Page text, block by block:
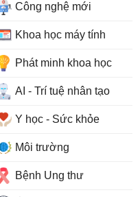
Công nghệ mới
Khoa học máy tính
Phát minh khoa học
AI - Trí tuệ nhân tạo
Y học - Sức khỏe
Môi trường
Bệnh Ung thư